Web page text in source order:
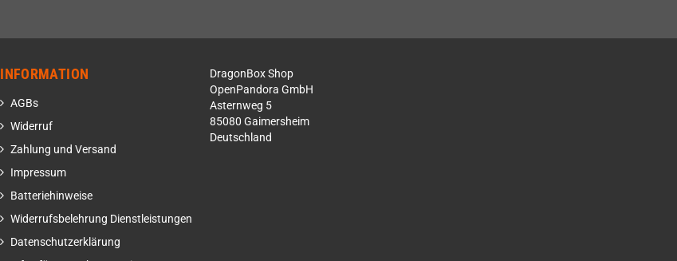
INFORMATION
AGBs
Widerruf
Zahlung und Versand
Impressum
Batteriehinweise
Widerrufsbelehrung Dienstleistungen
Datenschutzerklärung
DragonBox Shop
OpenPandora GmbH
Asternweg 5
85080 Gaimersheim
Deutschland